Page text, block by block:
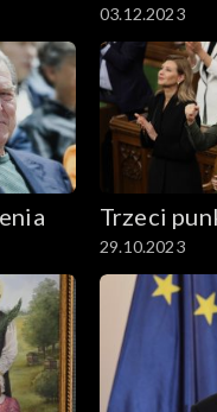
03.12.2023
Trzeci
29.10.2023